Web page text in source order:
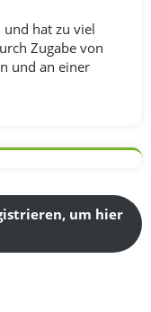
hat zu viel
Zugabe von
und an einer
um hier